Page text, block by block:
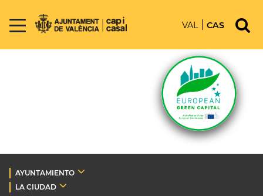
VAL CAS
AYUNTAMIENTO
LA CIUDAD